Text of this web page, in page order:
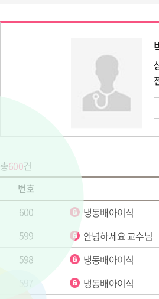
총600건
번호
600
냉동배아이식
599
안녕하세요 교수님
598
냉동배아이식
냉동배아이식